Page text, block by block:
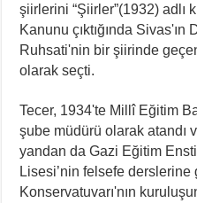
şiirlerini “Şiirler”(1932) adlı
Kanunu çıktığında
Ruhsati'nin bir şiirinde geçen
olarak seçti.
Tecer, 1934'te Millî Eğitim
şube müdürü olarak atandı
yandan da Gazi Eğitim
Lisesi’nin felsefe derslerine
Konservatuvarı'nın